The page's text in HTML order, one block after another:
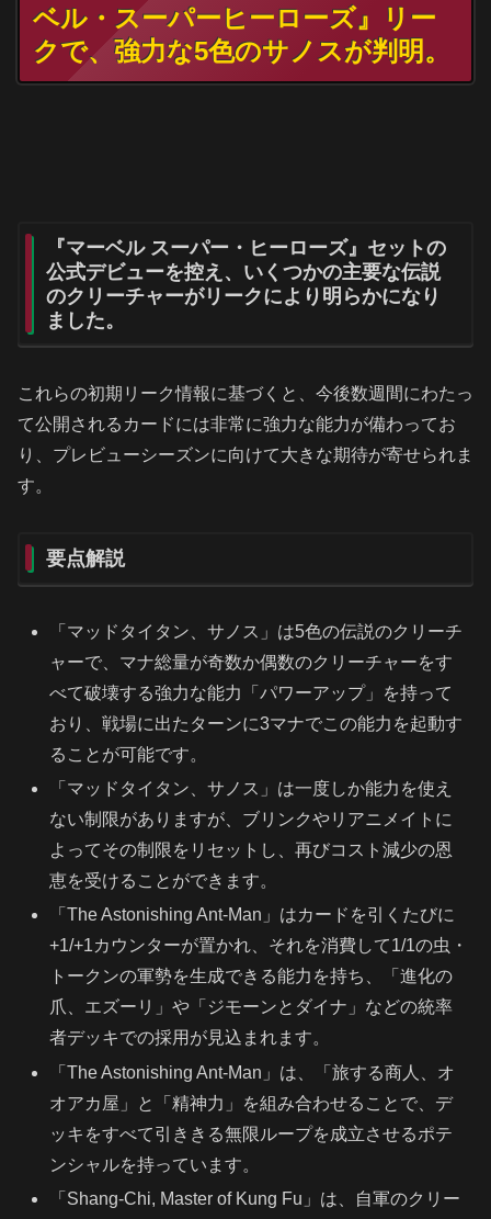
ベル・スーパーヒーローズ』リー
クで、強力な5色のサノスが判明。
『マーベル スーパー・ヒーローズ』セットの
公式デビューを控え、いくつかの主要な伝説
のクリーチャーがリークにより明らかになり
ました。
これらの初期リーク情報に基づくと、今後数週間にわたっ
て公開されるカードには非常に強力な能力が備わってお
り、プレビューシーズンに向けて大きな期待が寄せられま
す。
要点解説
「マッドタイタン、サノス」は5色の伝説のクリーチ
ャーで、マナ総量が奇数か偶数のクリーチャーをす
べて破壊する強力な能力「パワーアップ」を持って
おり、戦場に出たターンに3マナでこの能力を起動す
ることが可能です。
「マッドタイタン、サノス」は一度しか能力を使え
ない制限がありますが、ブリンクやリアニメイトに
よってその制限をリセットし、再びコスト減少の恩
恵を受けることができます。
「The Astonishing Ant-Man」はカードを引くたびに
+1/+1カウンターが置かれ、それを消費して1/1の虫・
トークンの軍勢を生成できる能力を持ち、「進化の
爪、エズーリ」や「ジモーンとダイナ」などの統率
者デッキでの採用が見込まれます。
「The Astonishing Ant-Man」は、「旅する商人、オ
オアカ屋」と「精神力」を組み合わせることで、デ
ッキをすべて引ききる無限ループを成立させるポテ
ンシャルを持っています。
「Shang-Chi, Master of Kung Fu」は、自軍のクリー